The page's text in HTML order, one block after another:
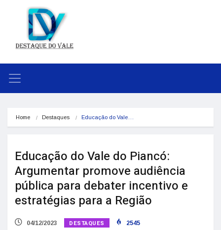
Home Destaques Educação do Vale…
Educação do Vale do Piancó:
Argumentar promove audiência
pública para debater incentivo e
estratégias para a Região
04/12/2023 DESTAQUES 2545